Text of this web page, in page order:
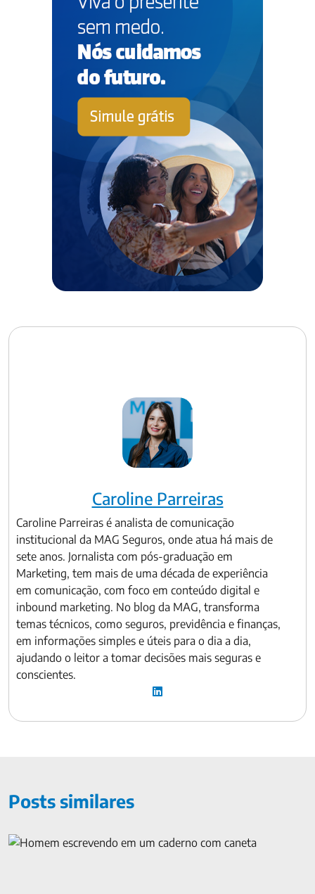
Caroline Parreiras
Caroline Parreiras é analista de comunicação
institucional da MAG Seguros, onde atua há mais de
sete anos. Jornalista com pós-graduação em
Marketing, tem mais de uma década de experiência
em comunicação, com foco em conteúdo digital e
inbound marketing. No blog da MAG, transforma
temas técnicos, como seguros, previdência e finanças,
em informações simples e úteis para o dia a dia,
ajudando o leitor a tomar decisões mais seguras e
conscientes.
Posts similares
Nova lei de seguros: benefícios e mudanças em dezembro de